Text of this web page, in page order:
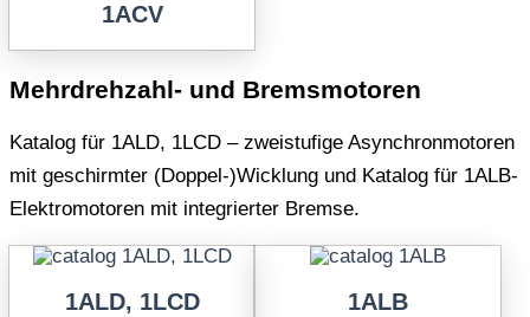
1ACV
Mehrdrehzahl- und Bremsmotoren
Katalog für 1ALD, 1LCD – zweistufige Asynchronmotoren
mit geschirmter (Doppel-)Wicklung und Katalog für 1ALB-
Elektromotoren mit integrierter Bremse.
1ALD, 1LCD 1ALB